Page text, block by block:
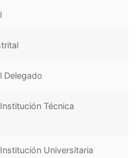
Delegado
Técnica
Universitaria